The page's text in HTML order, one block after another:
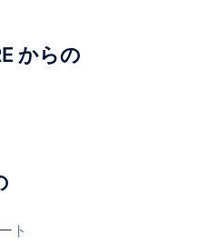
からの
ト